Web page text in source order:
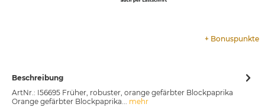
+ Bonuspunkte
Beschreibung
ArtNr.: I56695 Früher, robuster, orange gefärbter Blockpaprika
Orange gefärbter Blockpaprika... mehr